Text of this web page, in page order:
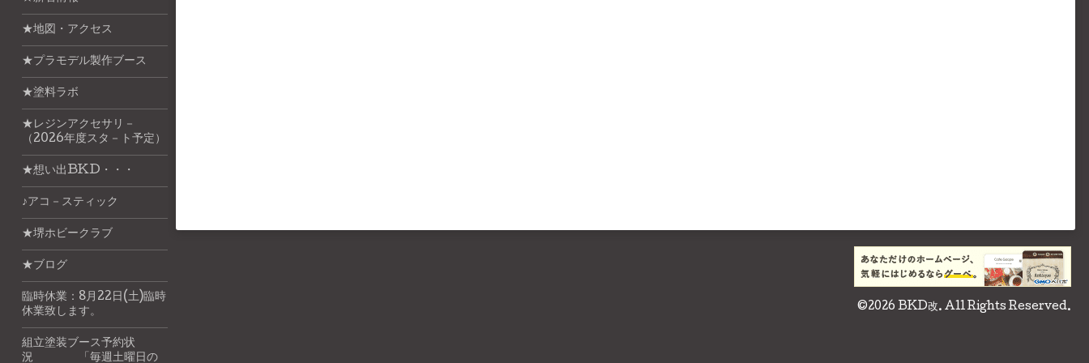
©2026 BKD改. All Rights Reserved.
★地図・アクセス
★プラモデル製作ブース
★塗料ラボ
★レジンアクセサリ－
（2026年度スタ－ト予定）
★想い出BKD・・・
♪アコ－スティック
★堺ホビークラブ
★ブログ
臨時休業：8月22日(土)臨時
休業致します。
組立塗装ブース予約状
況 「毎週土曜日の